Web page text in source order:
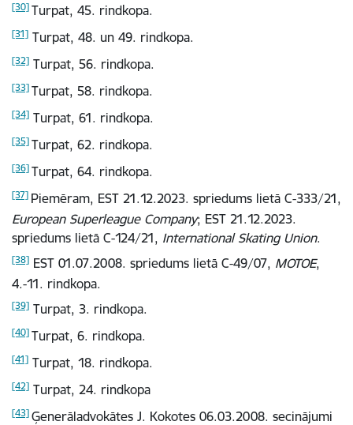
[30] Turpat, 45. rindkopa.
[31] Turpat, 48. un 49. rindkopa.
[32] Turpat, 56. rindkopa.
[33] Turpat, 58. rindkopa.
[34] Turpat, 61. rindkopa.
[35] Turpat, 62. rindkopa.
[36] Turpat, 64. rindkopa.
[37] Piemēram, EST 21.12.2023. spriedums lietā C-333/21,
European Superleague Company; EST 21.12.2023.
spriedums lietā C-124/21, International Skating Union.
[38] EST 01.07.2008. spriedums lietā C-49/07, MOTOE,
4.-11. rindkopa.
[39] Turpat, 3. rindkopa.
[40] Turpat, 6. rindkopa.
[41] Turpat, 18. rindkopa.
[42] Turpat, 24. rindkopa
[43] Ģenerāladvokātes J. Kokotes 06.03.2008. secinājumi